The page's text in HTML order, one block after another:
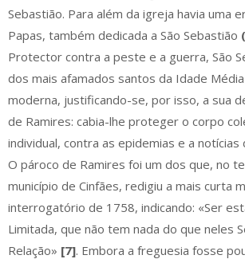
Sebastião. Para além da igreja havia uma
Papas, também dedicada a São Sebastião
Protector contra a peste e a guerra, São
dos mais afamados santos da Idade
moderna, justificando-se, por isso, a sua
de Ramires: cabia-lhe proteger o corpo
individual, contra as epidemias e a notícias
O pároco de Ramires foi um dos que, no
município de Cinfães, redigiu a mais curta
interrogatório de 1758, indicando: «Ser
Limitada, que não tem nada do que neles
Relação» [7]. Embora a freguesia fosse